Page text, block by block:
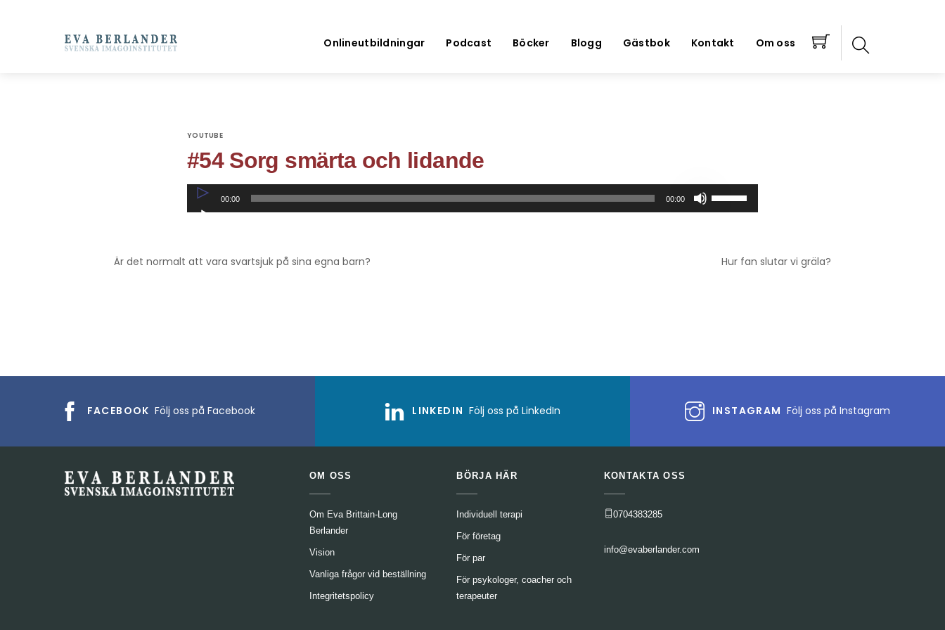
Onlineutbildningar Podcast Böcker Blogg Gästbok Kontakt Om oss
YOUTUBE
#54 Sorg smärta och lidande
Ljudspelare
00:00 00:00
att
Är det normalt att vara svartsjuk på sina egna barn? Hur fan slutar vi gräla?
FACEBOOK Följ oss på Facebook LINKEDIN Följ oss på LinkedIn INSTAGRAM Följ oss på Instagram
OM OSS
Om Eva Brittain-Long
Berlander
Vision
Vanliga frågor vid beställning
Integritetspolicy
BÖRJA HÄR
Individuell terapi
För företag
För par
För psykologer, coacher och
terapeuter
KONTAKTA OSS
0704383285
info@evaberlander.com